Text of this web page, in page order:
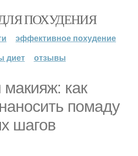
ПОХУДЕНИЯ
эффективное похудение
диет
отзывы
как
помаду
шагов